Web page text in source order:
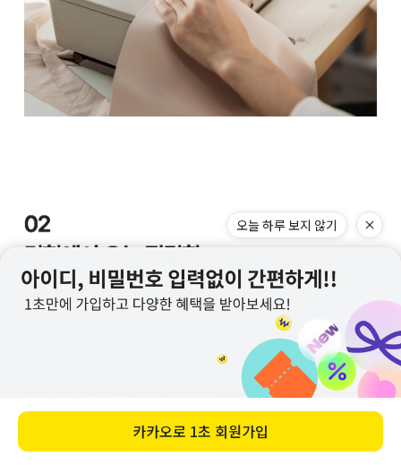
메뉴 홈 찜 장바구니 앱다운 마이
오늘 하루 보지 않기
카카오로 1초 회원가입